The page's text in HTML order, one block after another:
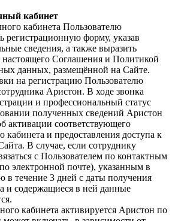
кабинет
кабинета Пользователю
регистрационную форму, указав
сведения, а также выразить
настоящего Соглашения и Политикой
данных, размещённой на Сайте.
на регистрацию Пользователю
Аристон. В ходе звонка
и профессиональный статус
полученных сведений Аристон
активации соответствующего
и предоставления доступа к
В случае, если сотруднику
с Пользователем по контактным
электронной почте), указанным в
в течение 3 дней с даты получения
и содержащиеся в ней данные
кабинета активируется Аристон по